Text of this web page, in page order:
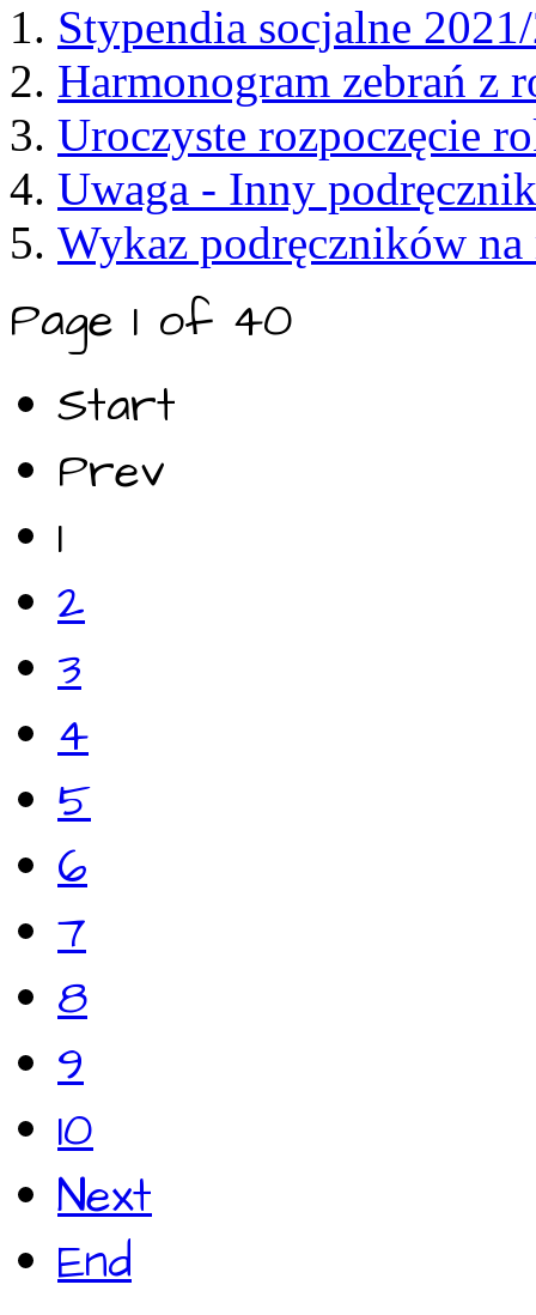
Stypendia socjalne
Harmonogram zebrań z
Uroczyste rozpoczęcie
Uwaga - Inny
Wykaz podręczników
Page 1 of 40
Start
Prev
1
2
3
4
5
6
7
8
9
10
Next
End